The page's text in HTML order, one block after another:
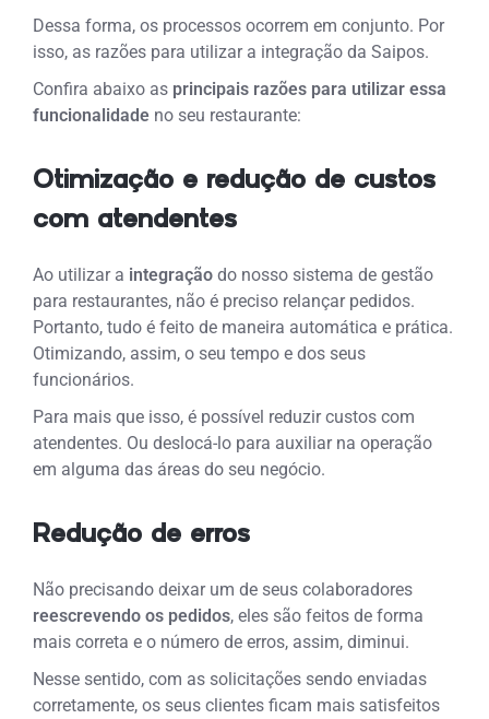
Dessa forma, os processos ocorrem em conjunto. Por
isso, as razões para utilizar a integração da Saipos.
Confira abaixo as principais razões para utilizar essa
funcionalidade no seu restaurante:
Otimização e redução de custos
com atendentes
Ao utilizar a integração do nosso sistema de gestão
para restaurantes, não é preciso relançar pedidos.
Portanto, tudo é feito de maneira automática e prática.
Otimizando, assim, o seu tempo e dos seus
funcionários.
Para mais que isso, é possível reduzir custos com
atendentes. Ou deslocá-lo para auxiliar na operação
em alguma das áreas do seu negócio.
Redução de erros
Não precisando deixar um de seus colaboradores
reescrevendo os pedidos, eles são feitos de forma
mais correta e o número de erros, assim, diminui.
Nesse sentido, com as solicitações sendo enviadas
corretamente, os seus clientes ficam mais satisfeitos